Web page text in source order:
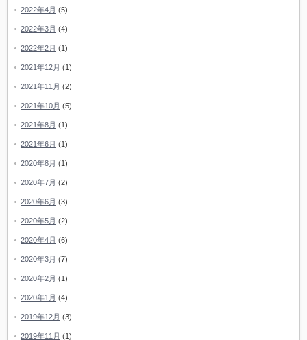
2022年4月 (5)
2022年3月 (4)
2022年2月 (1)
2021年12月 (1)
2021年11月 (2)
2021年10月 (5)
2021年8月 (1)
2021年6月 (1)
2020年8月 (1)
2020年7月 (2)
2020年6月 (3)
2020年5月 (2)
2020年4月 (6)
2020年3月 (7)
2020年2月 (1)
2020年1月 (4)
2019年12月 (3)
2019年11月 (1)